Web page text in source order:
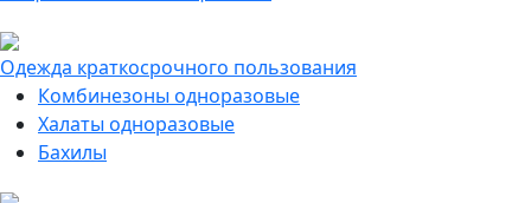
Одежда краткосрочного пользования
Комбинезоны одноразовые
Халаты одноразовые
Бахилы